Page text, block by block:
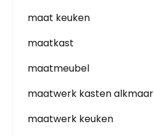
maat keuken
maatkast
maatmeubel
maatwerk kasten alkmaar
maatwerk keuken